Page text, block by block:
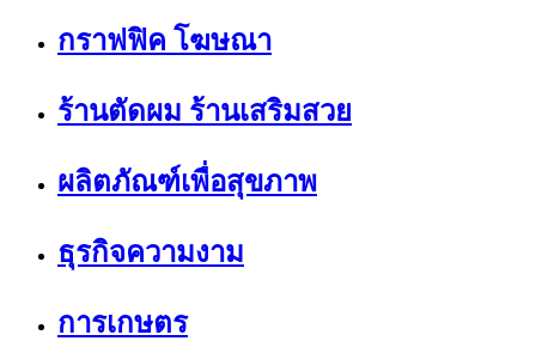
กราฟฟิค โฆษณา
ร้านตัดผม ร้านเสริมสวย
ผลิตภัณฑ์เพื่อสุขภาพ
ธุรกิจความงาม
การเกษตร